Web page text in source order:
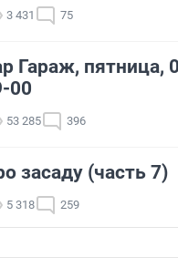
3 431 75
Гараж, пятница,
00
53 285 396
засаду (часть 7)
5 318 259